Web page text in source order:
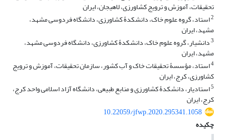
تحقیقات، آموزش و ترویج کشاورزی، لاهیجان، ایران
2استاد، گروه علوم خاک، دانشکدۀ کشاورزی، دانشگاه فردوسی مشهد،
مشهد، ایران
3دانشیار، گروه علوم خاک، دانشکدۀ کشاورزی، دانشگاه فردوسی مشهد،
مشهد، ایران
4استاد، مؤسسۀ تحقیقات خاک و آب کشور، سازمان تحقیقات، آموزش و ترویج
کشاورزی، کرج، ایران
5استادیار، دانشکدۀ کشاورزی و منابع طبیعی، دانشگاه آزاد اسلامی واحد کرج،
کرج، ایران
10.22059/jfwp.2020.295341.1058
چکیده